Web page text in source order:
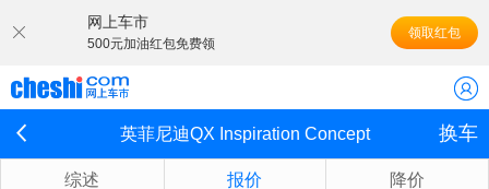
网上车市
500元加油红包免费领
领取红包
英菲尼迪QX Inspiration Concept 换车
综述 报价 降价